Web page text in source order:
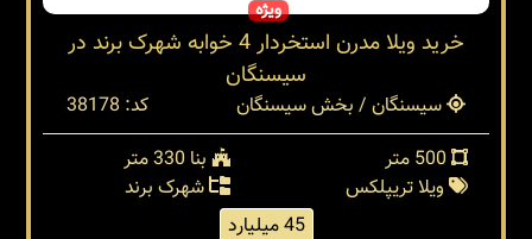
ویژه
خرید ویلا مدرن استخردار 4 خوابه شهرک برند در
سیسنگان
سیسنگان / بخش سیسنگان
کد: 38178